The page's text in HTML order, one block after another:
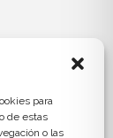
para
de estas
o las